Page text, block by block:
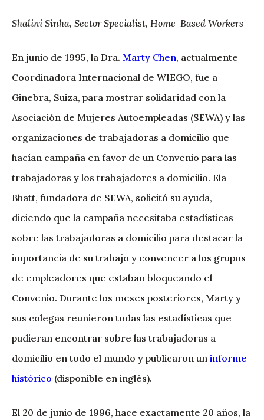
Shalini Sinha, Sector Specialist, Home-Based Workers
En junio de 1995, la Dra. Marty Chen, actualmente
Coordinadora Internacional de WIEGO, fue a
Ginebra, Suiza, para mostrar solidaridad con la
Asociación de Mujeres Autoempleadas (SEWA) y las
organizaciones de trabajadoras a domicilio que
hacían campaña en favor de un Convenio para las
trabajadoras y los trabajadores a domicilio. Ela
Bhatt, fundadora de SEWA, solicitó su ayuda,
diciendo que la campaña necesitaba estadísticas
sobre las trabajadoras a domicilio para destacar la
importancia de su trabajo y convencer a los grupos
de empleadores que estaban bloqueando el
Convenio. Durante los meses posteriores, Marty y
sus colegas reunieron todas las estadísticas que
pudieran encontrar sobre las trabajadoras a
domicilio en todo el mundo y publicaron un informe
histórico (disponible en inglés).
El 20 de junio de 1996, hace exactamente 20 años, la